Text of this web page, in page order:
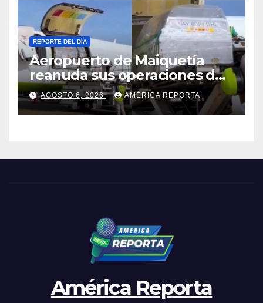
REPORTE DEL DÍA
Aeropuerto de Maiquetía
reanuda sus operaciones de
carga con primer vuelo
desde Panamá
AGOSTO 6, 2026 AMÉRICA REPORTA
América Reporta